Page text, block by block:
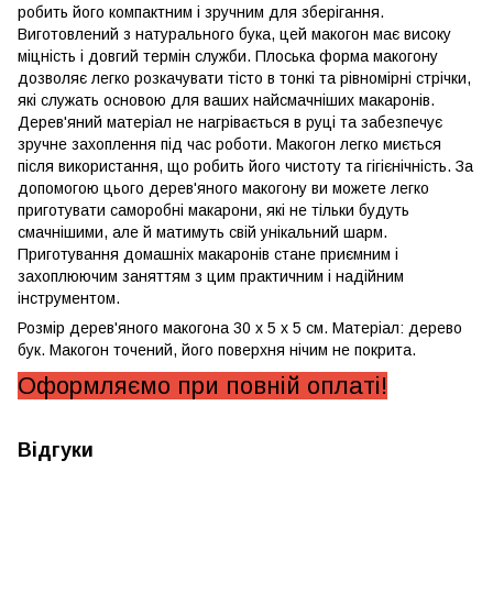
робить його компактним і зручним для зберігання.
Виготовлений з натурального бука, цей макогон має високу
міцність і довгий термін служби. Плоська форма макогону
дозволяє легко розкачувати тісто в тонкі та рівномірні стрічки,
які служать основою для ваших найсмачніших макаронів.
Дерев'яний матеріал не нагрівається в руці та забезпечує
зручне захоплення під час роботи. Макогон легко миється
після використання, що робить його чистоту та гігієнічність. За
допомогою цього дерев'яного макогону ви можете легко
приготувати саморобні макарони, які не тільки будуть
смачнішими, але й матимуть свій унікальний шарм.
Приготування домашніх макаронів стане приємним і
захоплюючим заняттям з цим практичним і надійним
інструментом.
Розмір дерев'яного макогона 30 х 5 х 5 см. Матеріал: дерево
бук. Макогон точений, його поверхня нічим не покрита.
Оформляємо при повній оплаті!
Відгуки